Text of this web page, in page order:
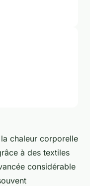
chaleur corporelle
à des textiles
considérable